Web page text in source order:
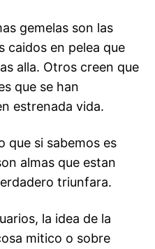
gemelas son las
caidos en pelea que
alla. Otros creen que
que se han
estrenada vida.
que si sabemos es
almas que estan
triunfara.
la idea de la
mitico o sobre